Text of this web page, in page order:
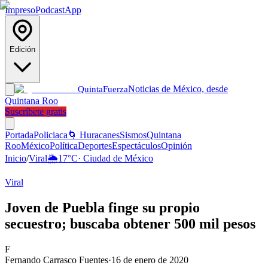
ImpresoPodcastApp
Edición
QuintaFuerzaNoticias de México, desde
Quintana Roo
Suscríbete gratis
PortadaPoliciaca 🌀 HuracanesSismosQuintana
RooMéxicoPolíticaDeportesEspectáculosOpinión
Inicio/Viral🌦️17°C· Ciudad de México
Viral
Joven de Puebla finge su propio
secuestro; buscaba obtener 500 mil pesos
F
Fernando Carrasco Fuentes·16 de enero de 2020